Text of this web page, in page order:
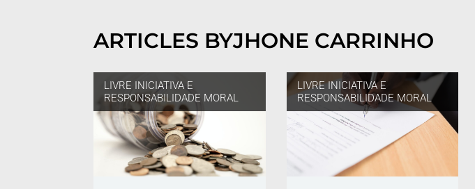
ARTICLES BYJHONE CARRINHO
LIVRE INICIATIVA E
RESPONSABILIDADE MORAL
LIVRE INICIATIVA E
RESPONSABILIDADE MORAL